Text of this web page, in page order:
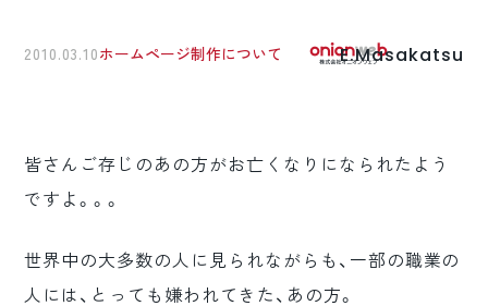
ブランディング
2010.03.10 ホームページ制作について E.Masakatsu
皆さんご存じのあの方がお亡くなりになられたよう
ですよ。。。
世界中の大多数の人に見られながらも、一部の職業の
人には、とっても嫌われてきた、あの方。